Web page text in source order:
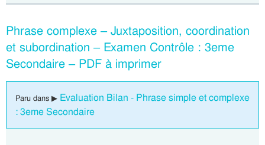
Phrase complexe – Juxtaposition, coordination
et subordination – Examen Contrôle : 3eme
Secondaire – PDF à imprimer
Paru dans ▶ Evaluation Bilan - Phrase simple et complexe
: 3eme Secondaire